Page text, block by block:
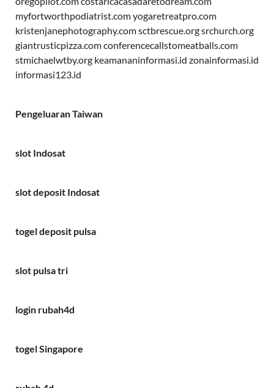
myfortworthpodiatrist.comyogaretreatpro.com
kristenjanephotography.comsctbrescue.orgsrchurch.org
giantrusticpizza.comconferencecallstomeatballs.com
stmichaelwtby.org keamananinformasi.id zonainformasi.id
informasi123.id
Pengeluaran Taiwan
slot Indosat
slot deposit Indosat
togel deposit pulsa
slot pulsa tri
login rubah4d
togel Singapore